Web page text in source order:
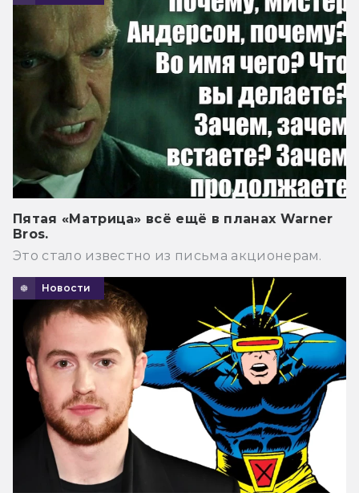
Пятая «Матрица» всё ещё в планах Warner
Bros.
Это стало известно из письма акционерам.
Новости